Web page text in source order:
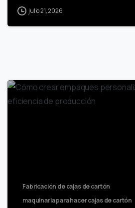
julio 21, 2026
Fabricación de cajas de cartón
maquinaria para hacer cajas de cartón